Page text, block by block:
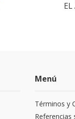
Menú
Términos y
Referencias